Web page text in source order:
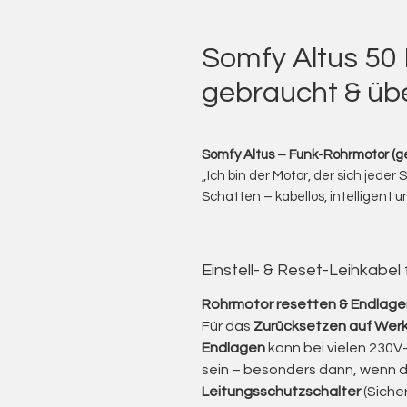
Somfy Altus
gebraucht &
Somfy Altus – Funk-Rohrmotor
„Ich bin der Motor, der sich
Schatten – kabellos, intelligent
Somfy) mit der modernen io-
bestehende Anlagen oder
Dank der integrierten
per Handsender, Wandtaster
Somfy TaHoma oder Connexoon.
Die Motoren gewährleisten eine
Einstell- & Reset-
Rohrmotor resetten &
Für das Zurücksetzen auf
Endlagenkann bei vielen
sein – besonders dann, wenn
Leitungsschutzschalter